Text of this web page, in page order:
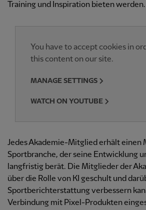
Training und Inspiration bieten werden.
You have to accept cookies in
this content on our site.
MANAGE SETTINGS
WATCH ON YOUTUBE
Jedes Akademie-Mitglied erhält einen
Sportbranche, der seine Entwicklung
langfristig berät. Die Mitglieder der
über die Rolle von KI geschult und
Sportberichterstattung verbessern
Verbindung mit Pixel-Produkten